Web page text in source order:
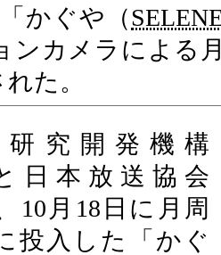
かぐや（
ンカメラによる
た。
究開発機構
日本放送協会
10月18日に月周
投入した「かぐ